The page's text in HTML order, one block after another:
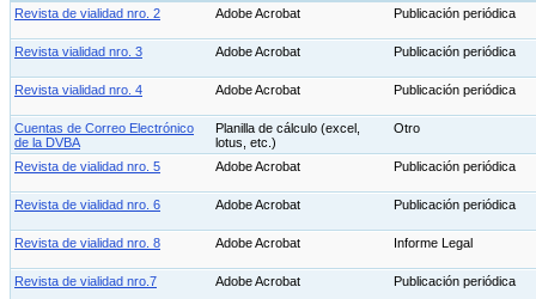
Revista de vialidad nro. 2 Adobe Acrobat Publicación periódica
Revista vialidad nro. 3 Adobe Acrobat Publicación periódica
Revista vialidad nro. 4 Adobe Acrobat Publicación periódica
Cuentas de Correo Electrónico
de la DVBA
Planilla de cálculo (excel,
lotus, etc.)
Otro
Revista de vialidad nro. 5 Adobe Acrobat Publicación periódica
Revista de vialidad nro. 6 Adobe Acrobat Publicación periódica
Revista de vialidad nro. 8 Adobe Acrobat Informe Legal
Revista de vialidad nro.7 Adobe Acrobat Publicación periódica